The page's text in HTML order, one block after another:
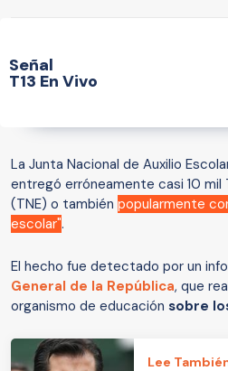
Señal
T13 En Vivo
La Junta Nacional de Auxilio
entregó erróneamente casi 10 mil
(TNE) o también popularmente
escolar".
El hecho fue detectado por un
General de la República, que
organismo de educación sobre
Lee